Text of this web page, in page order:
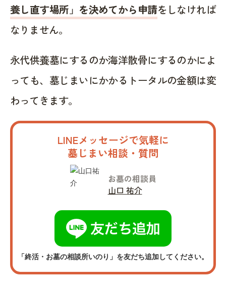
養し直す場所」を決めてから申請をしなければ
なりません。
永代供養墓にするのか海洋散骨にするのかによ
っても、墓じまいにかかるトータルの金額は変
わってきます。
LINEメッセージで気軽に
墓じまい相談・質問
お墓の相談員
山口 祐介
「終活・お墓の相談所いのり」を友だち追加してください。